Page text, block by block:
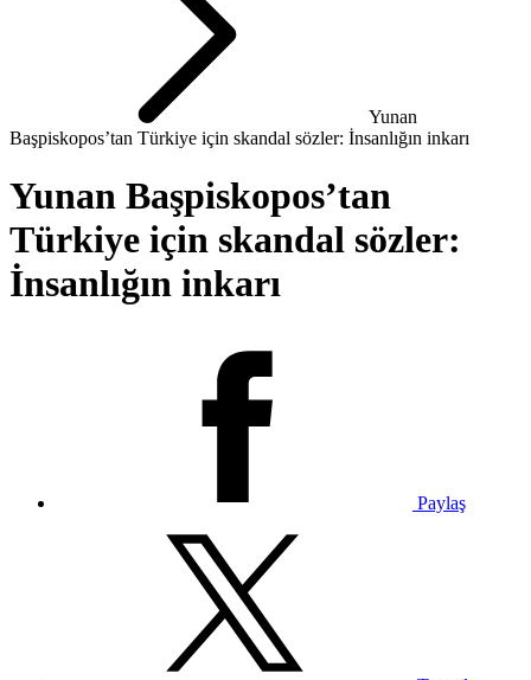
Yunan
Başpiskopos’tan Türkiye için skandal sözler: İnsanlığın inkarı
Yunan Başpiskopos’tan
Türkiye için skandal sözler:
İnsanlığın inkarı
Paylaş